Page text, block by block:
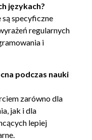
językach?
są specyficzne
regularnych
i
podczas nauki
zarówno dla
jak i dla
lepiej